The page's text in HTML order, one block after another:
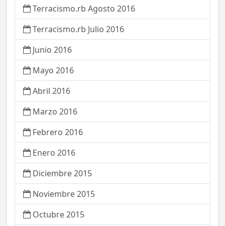
Terracismo.rb Agosto 2016
Terracismo.rb Julio 2016
Junio 2016
Mayo 2016
Abril 2016
Marzo 2016
Febrero 2016
Enero 2016
Diciembre 2015
Noviembre 2015
Octubre 2015